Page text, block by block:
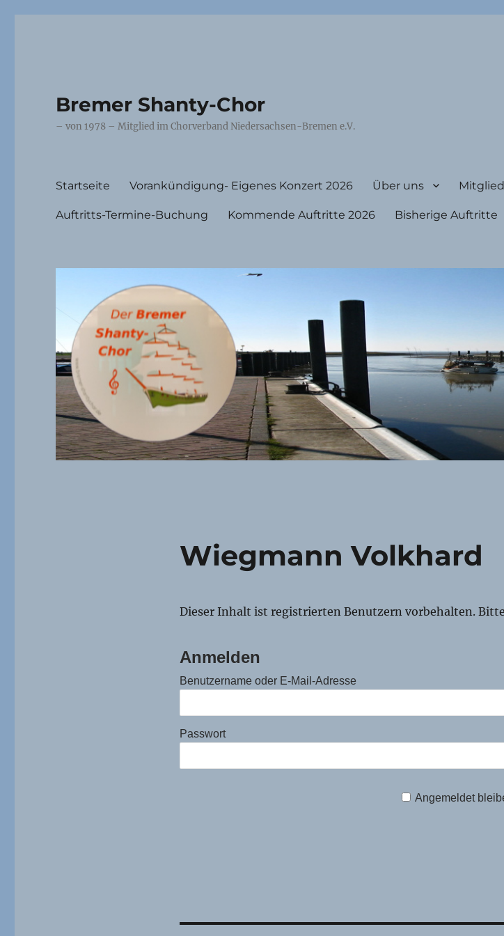
Bremer Shanty-Chor
– von 1978 – Mitglied im Chorverband Niedersachsen-Bremen e.V.
Startseite Vorankündigung- Eigenes Konzert 2026 Über uns
Auftritts-Termine-Buchung Kommende Auftritte 2026 Bisherige Auftritte
Wiegmann Volkhard
Dieser Inhalt ist registrierten Benutzern vorbehalten.
Anmelden
Benutzername oder E-Mail-Adresse
Passwort
Angemeldet